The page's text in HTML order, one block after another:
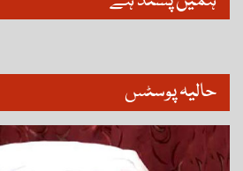
حالیہ پوسٹس